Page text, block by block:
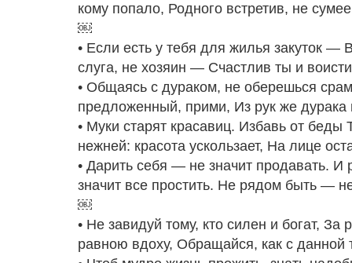
кому попало, Родного встретив, не
￼
• Если есть у тебя для жилья закуток
слуга, не хозяин — Счастлив ты и
• Общаясь с дураком, не оберешься
предложенный, прими, Из рук же дурака
• Муки старят красавиц. Избавь от
нежней: красота ускользает, На лице
• Дарить себя — не значит продавать.
значит все простить. Не рядом быть —
￼
• Не завидуй тому, кто силен и богат, За
равною вдоху, Обращайся, как с данной